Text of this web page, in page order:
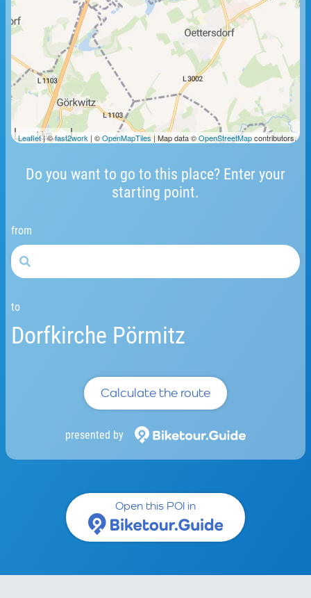
Do you want to go to this place? Enter your
starting point.
from
to
Dorfkirche Pörmitz
Calculate the route
presented by
1 km
Leaflet| ©fast2work | ©OpenMapTiles| Map data ©OpenStreetMapcontributors.
Open this POI in